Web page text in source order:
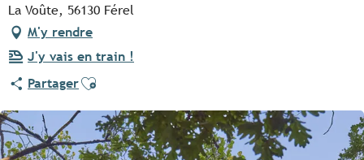
La Voûte, 56130 Férel
M'y rendre
J'y vais en train !
PartagerAjouter aux favoris